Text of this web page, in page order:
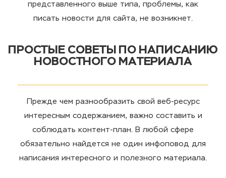
представленного выше типа, проблемы, как
писать новости для сайта, не возникнет.
ПРОСТЫЕ СОВЕТЫ ПО НАПИСАНИЮ
НОВОСТНОГО МАТЕРИАЛА
Прежде чем разнообразить свой веб-ресурс
интересным содержанием, важно составить и
соблюдать контент-план. В любой сфере
обязательно найдется не один инфоповод для
написания интересного и полезного материала.